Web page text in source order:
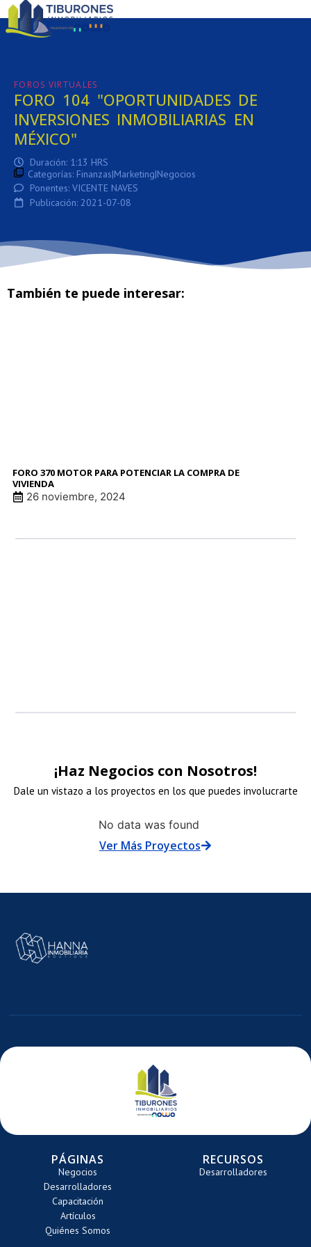
FOROS VIRTUALES:
FORO 104 "OPORTUNIDADES DE
INVERSIONES INMOBILIARIAS EN
MÉXICO"
Duración: 1:13 HRS
Categorías: Finanzas|Marketing|Negocios
Ponentes: VICENTE NAVES
Publicación: 2021-07-08
También te puede interesar:
FORO 370 MOTOR PARA POTENCIAR LA COMPRA DE
VIVIENDA
26 noviembre, 2024
¡Haz Negocios con Nosotros!
Dale un vistazo a los proyectos en los que puedes involucrarte
No data was found
Ver Más Proyectos
PÁGINAS
Negocios
Desarrolladores
Capacitación
Artículos
Quiénes Somos
RECURSOS
Desarrolladores